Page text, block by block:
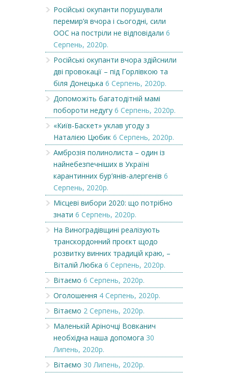
Російські окупанти порушували
перемир’я вчора і сьогодні, сили
ООС на постріли не відповідали 6
Серпень, 2020р.
Російські окупанти вчора здійснили
дві провокації – під Горлівкою та
біля Донецька 6 Серпень, 2020р.
Допоможіть багатодітній мамі
побороти недугу 6 Серпень, 2020р.
«Київ-Баскет» уклав угоду з
Наталією Цюбик 6 Серпень, 2020р.
Амброзія полинолиста – один із
найнебезпечніших в Україні
карантинних бур’янів-алергенів 6
Серпень, 2020р.
Місцеві вибори 2020: що потрібно
знати 6 Серпень, 2020р.
На Виноградівщині реалізують
транскордонний проєкт щодо
розвитку винних традицій краю, –
Віталій Любка 6 Серпень, 2020р.
Вітаємо 6 Серпень, 2020р.
Оголошення 4 Серпень, 2020р.
Вітаємо 2 Серпень, 2020р.
Маленькій Аріночці Вовканич
необхідна наша допомога 30
Липень, 2020р.
Вітаємо 30 Липень, 2020р.